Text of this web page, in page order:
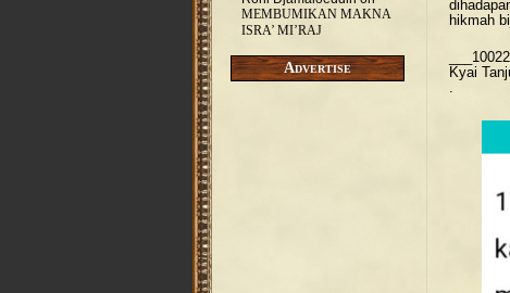
MEMBUMIKAN MAKNA
ISRA’ MI’RAJ
Advertise
hikmah
Kyai
.